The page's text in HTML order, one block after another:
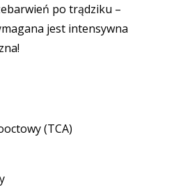
po trądziku –
jest intensywna
(TCA)